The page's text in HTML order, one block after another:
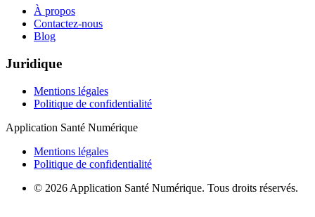
À propos
Contactez-nous
Blog
Juridique
Mentions légales
Politique de confidentialité
Application Santé Numérique
Mentions légales
Politique de confidentialité
© 2026 Application Santé Numérique. Tous droits réservés.